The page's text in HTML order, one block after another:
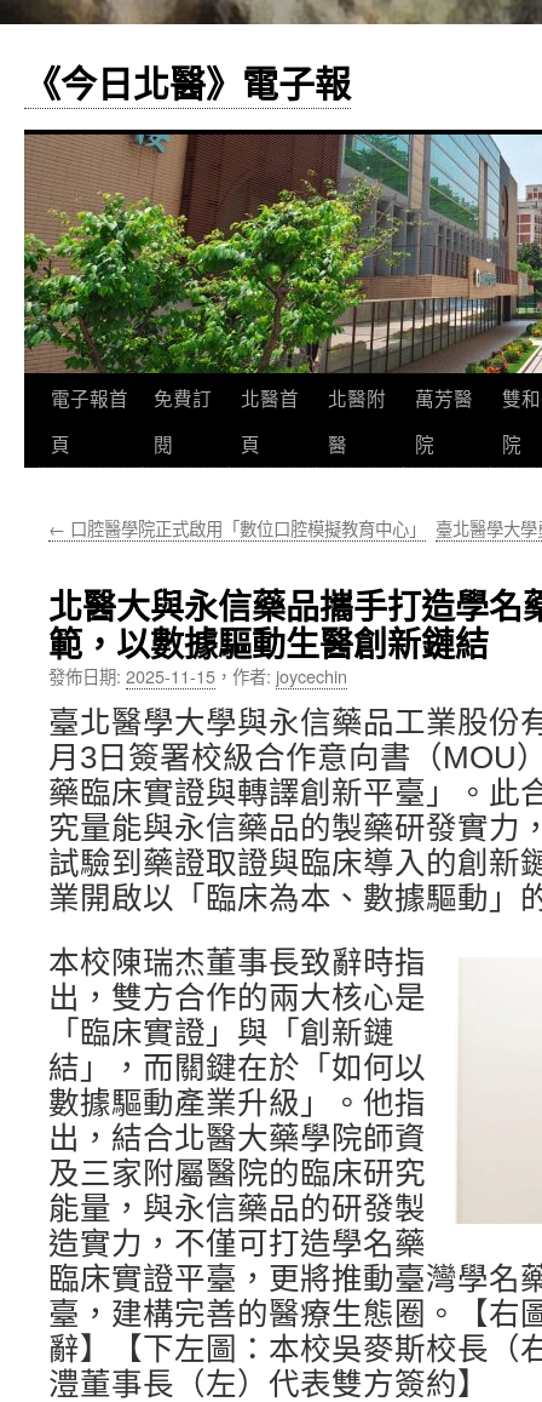
《今日北醫》電子報
跳
至
要
容
電子報首
頁
免費訂
閱
北醫首
頁
北醫附
醫
萬芳醫
院
雙
院
← 口腔醫學院正式啟用「數位口腔模擬教育中心」 臺北醫學大
北醫大與永信藥品攜手打造學名
範，以數據驅動生醫創新鏈結
發佈日期: 2025-11-15 ， 作者: joycechin
臺北醫學大學與永信藥品工業股份
月3日簽署校級合作意向書（MOU
藥臨床實證與轉譯創新平臺」。此
究量能與永信藥品的製藥研發實力
試驗到藥證取證與臨床導入的創新
業開啟以「臨床為本、數據驅動」
本校陳瑞杰董事長致辭時指
出，雙方合作的兩大核心是
「臨床實證」與「創新鏈
結」，而關鍵在於「如何以
數據驅動產業升級」。他指
出，結合北醫大藥學院師資
及三家附屬醫院的臨床研究
能量，與永信藥品的研發製
造實力，不僅可打造學名藥
臨床實證平臺，更將推動臺灣學名
臺，建構完善的醫療生態圈。【右
辭】【下左圖：本校吳麥斯校長（
澧董事長（左）代表雙方簽約】